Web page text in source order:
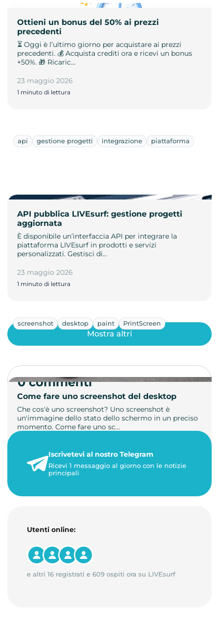
Ottieni un bonus del 50% ai prezzi
precedenti
⏳ Oggi è l’ultimo giorno per acquistare ai prezzi
precedenti. 💰 Acquista crediti ora e ricevi un bonus
+50%. 🎁 Ricaric…
23 maggio 2026
1 minuto di lettura
api gestione progetti integrazione piattaforma
API pubblica LIVEsurf: gestione progetti
aggiornata
È disponibile un’interfaccia API per integrare la
piattaforma LIVEsurf in prodotti e servizi
personalizzati. Gestisci di…
23 maggio 2026
1 minuto di lettura
screenshot desktop paint PrintScreen
Come fare uno screenshot del desktop
Che cos'è uno screenshot? Uno screenshot è
un'immagine dello stato dello schermo in un preciso
momento. Come fare uno sc…
1 minuto di lettura
Mostra altri
0 commenti
Iscrivetevi al nostro Telegram
Ricevi 1 messaggio al giorno con le notizie
principali
Utenti online:
e altri 16 registrati e 609 ospiti ora su LIVEsurf